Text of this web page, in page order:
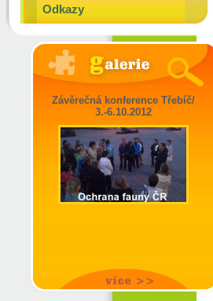
Odkazy
Závěrečná konference Třebíč/
3.-6.10.2012